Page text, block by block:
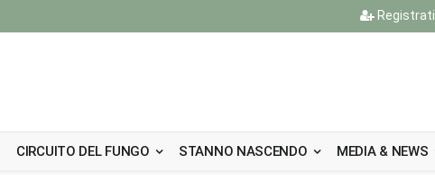
Registrati
CIRCUITO DEL FUNGO STANNO NASCENDO MEDIA & NEWS